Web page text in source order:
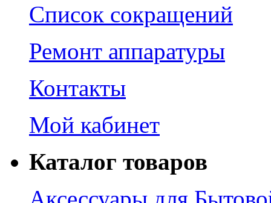
Список сокращений
Ремонт аппаратуры
Контакты
Мой кабинет
Каталог товаров